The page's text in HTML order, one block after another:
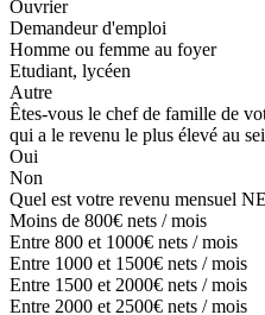
Ouvrier
Demandeur d'emploi
Homme ou femme au foyer
Etudiant, lycéen
Autre
Êtes-vous le chef de famille de
qui a le revenu le plus élevé au
Oui
Non
Quel est votre revenu mensuel
Moins de 800€ nets / mois
Entre 800 et 1000€ nets / mois
Entre 1000 et 1500€ nets / mois
Entre 1500 et 2000€ nets / mois
Entre 2000 et 2500€ nets / mois